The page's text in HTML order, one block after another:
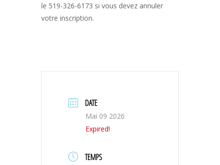
le 519-326-6173 si vous devez annuler
votre inscription.
DATE
Mai 09 2026
Expired!
TEMPS